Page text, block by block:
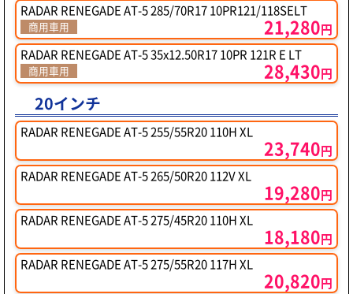
RADAR RENEGADE AT-5 285/70R17 10PR121/118SELT
商用車用 21,280円
RADAR RENEGADE AT-5 35x12.50R17 10PR 121R E LT
商用車用 28,430円
20インチ
RADAR RENEGADE AT-5 255/55R20 110H XL
23,740円
RADAR RENEGADE AT-5 265/50R20 112V XL
19,280円
RADAR RENEGADE AT-5 275/45R20 110H XL
18,180円
RADAR RENEGADE AT-5 275/55R20 117H XL
20,820円